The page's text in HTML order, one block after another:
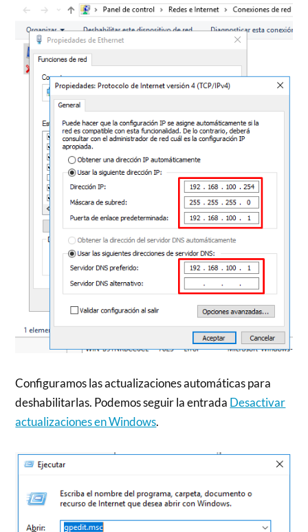
Configuramos las actualizaciones automáticas para
deshabilitarlas. Podemos seguir la entrada Desactivar
actualizaciones en Windows.